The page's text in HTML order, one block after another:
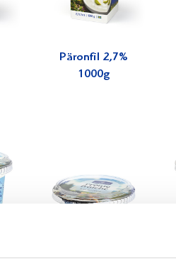
Päronfil 2,7%
1000g